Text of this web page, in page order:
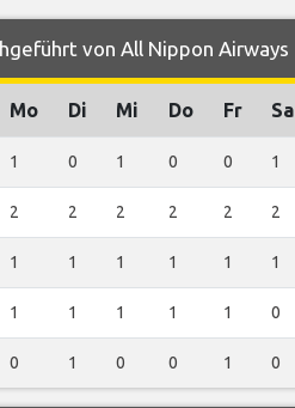
von All Nippon Airways
Mo Di Mi Do Fr Sa
1 0 1 0 0 1
2 2 2 2 2 2
1 1 1 1 1 1
1 1 1 1 1 0
0 1 0 0 1 0